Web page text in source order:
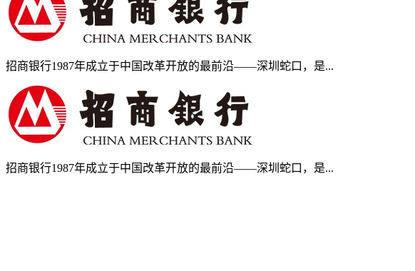
招商银行1987年成立于中国改革开放的最前沿——深圳蛇口，是...
招商银行1987年成立于中国改革开放的最前沿——深圳蛇口，是...